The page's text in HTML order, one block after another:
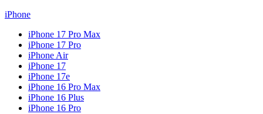
iPhone
iPhone 17 Pro Max
iPhone 17 Pro
iPhone Air
iPhone 17
iPhone 17e
iPhone 16 Pro Max
iPhone 16 Plus
iPhone 16 Pro